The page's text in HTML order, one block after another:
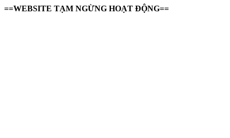
==WEBSITE TẠM NGỪNG HOẠT ĐỘNG==